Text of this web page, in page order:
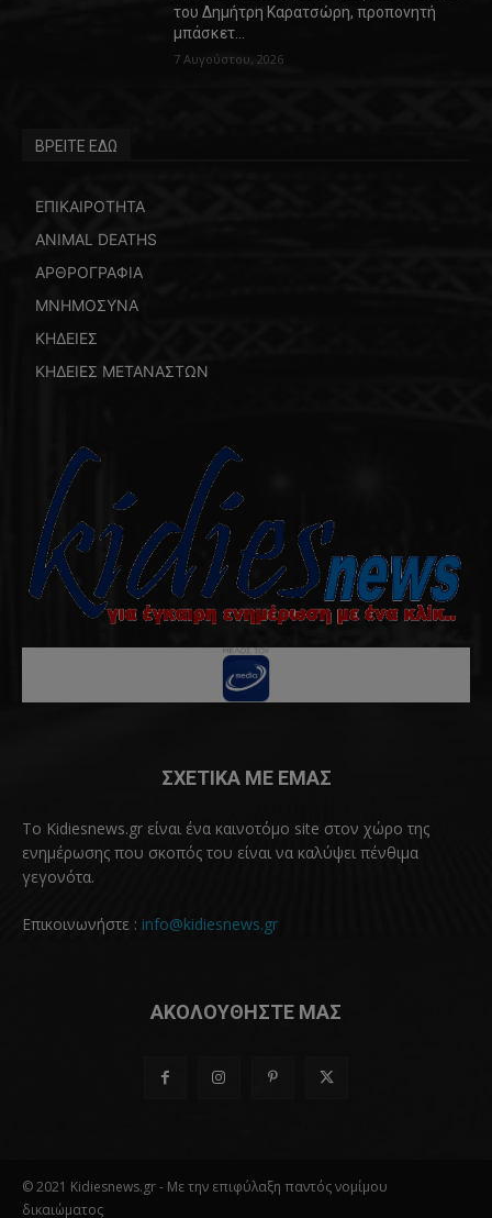
του Δημήτρη Καρατσώρη, προπονητή
μπάσκετ…
7 Αυγούστου, 2026
ΒΡΕΙΤΕ ΕΔΩ
ΕΠΙΚΑΙΡΟΤΗΤΑ
ANIMAL DEATHS
ΑΡΘΡΟΓΡΑΦΙΑ
ΜΝΗΜΟΣΥΝΑ
ΚΗΔΕΙΕΣ
ΚΗΔΕΙΕΣ ΜΕΤΑΝΑΣΤΩΝ
ΣΧΕΤΙΚΑ ΜΕ ΕΜΑΣ
Το Kidiesnews.gr είναι ένα καινοτόμο site στον χώρο της
ενημέρωσης που σκοπός του είναι να καλύψει πένθιμα
γεγονότα.
Επικοινωνήστε : info@kidiesnews.gr
ΑΚΟΛΟΥΘΗΣΤΕ ΜΑΣ
© 2021 Kidiesnews.gr - Με την επιφύλαξη παντός νομίμου
δικαιώματος